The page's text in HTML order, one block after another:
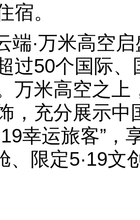
宿。
端·万米高空
过50个国际、
万米高空之上
，充分展示中
幸运旅客”
、限定5·19文